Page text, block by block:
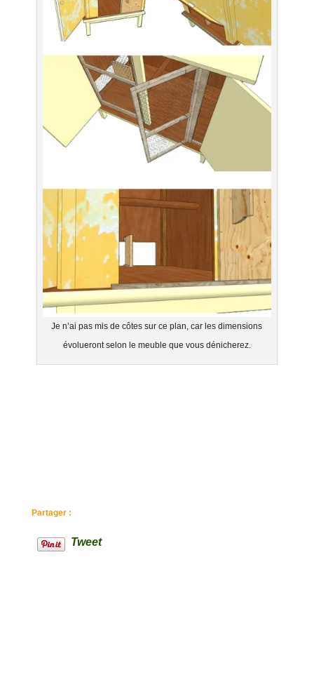
Je n’ai pas mis de côtes sur ce plan, car les dimensions
évolueront selon le meuble que vous dénicherez.
Partager :
Tweet